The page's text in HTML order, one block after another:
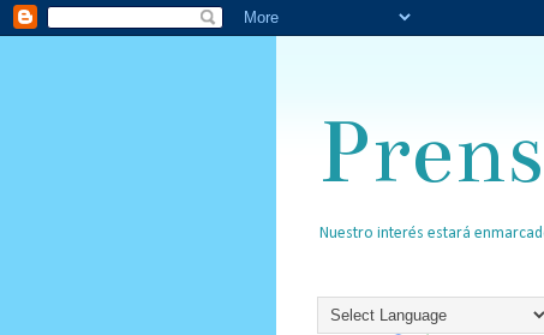
Nuestro interés estará